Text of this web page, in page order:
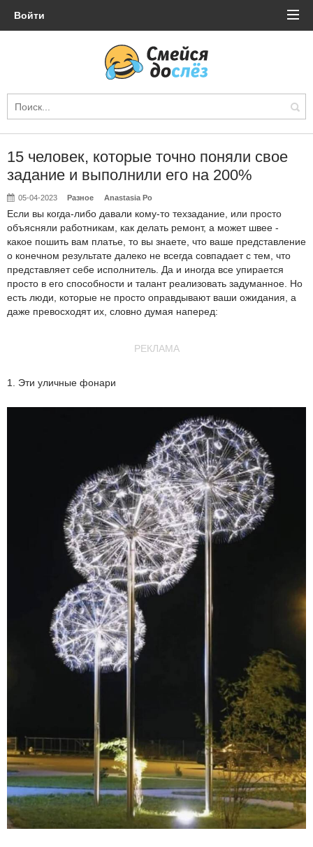
Войти
15 человек, которые точно поняли свое
задание и выполнили его на 200%
05-04-2023 Разное Anastasia Po
Если вы когда-либо давали кому-то техзадание, или просто
объясняли работникам, как делать ремонт, а может швее -
какое пошить вам платье, то вы знаете, что ваше представление
о конечном результате далеко не всегда совпадает с тем, что
представляет себе исполнитель. Да и иногда все упирается
просто в его способности и талант реализовать задуманное. Но
есть люди, которые не просто оправдывают ваши ожидания, а
даже превосходят их, словно думая наперед:
РЕКЛАМА
1. Эти уличные фонари